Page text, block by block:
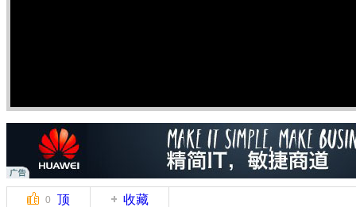
0 顶 收藏